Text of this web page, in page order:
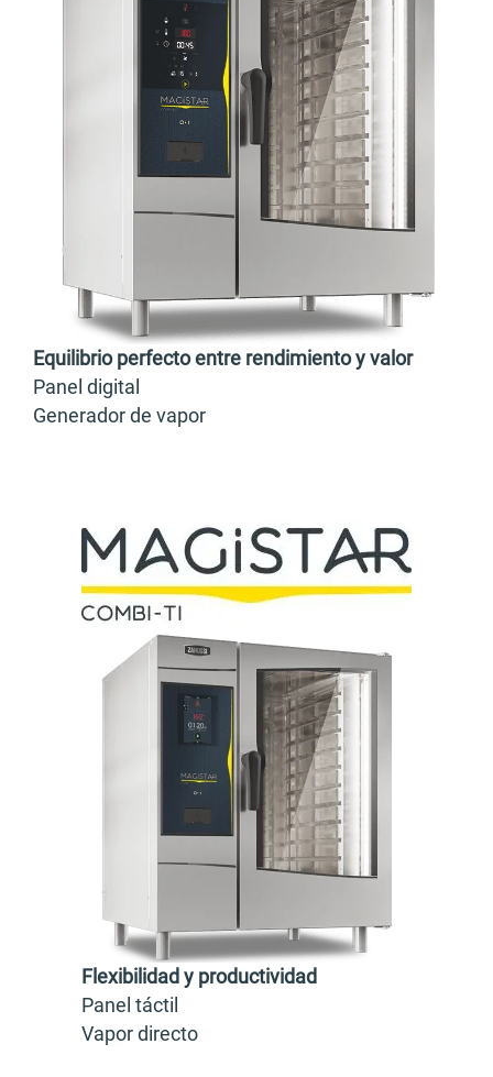
Equilibrio perfecto entre rendimiento y valor
Panel digital
Generador de vapor
Flexibilidad y productividad
Panel táctil
Vapor directo